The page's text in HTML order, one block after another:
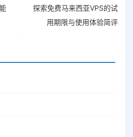
探索免费马来西亚VPS的试
用期限与使用体验简评